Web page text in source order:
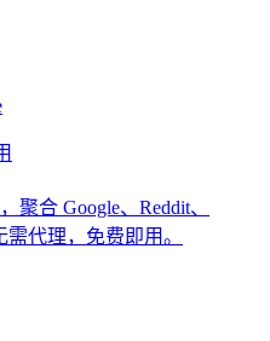
聚合 Google、Reddit、
代理，免费即用。